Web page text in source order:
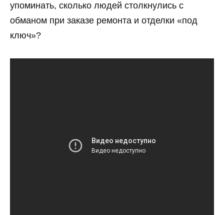
упоминать, сколько людей столкнулись с
обманом при заказе ремонта и отделки «под
ключ»?